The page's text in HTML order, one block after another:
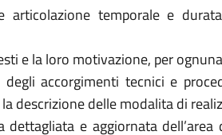
articolazione temporale e
e la loro motivazione, per
degli accorgimenti tecnici e
descrizione delle modalita di
dettagliata e aggiornata